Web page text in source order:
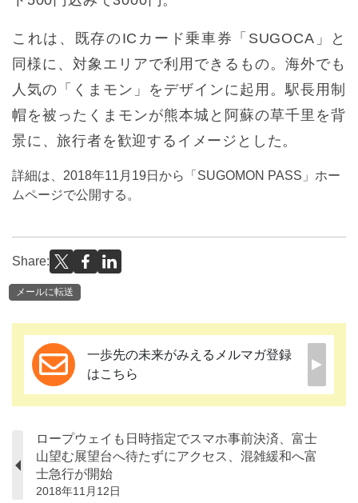
これは、既存のICカード乗車券「SUGOCA」と
同様に、対象エリアで利用できるもの。海外でも
人気の「くまモン」をデザインに起用。駅長用制
帽を被ったくまモンが熊本城と阿蘇の草千里を背
景に、旅行者を歓迎するイメージとした。
詳細は、2018年11月19日から「SUGOMON PASS」ホー
ムページで公開する。
Share:
メールに転送
一歩先の未来がみえるメルマガ登録
はこちら
ロープウェイも日時指定でスマホ事前決済、富士
山望む展望台へ待たずにアクセス、混雑緩和へ富
士急行が開始
2018年11月12日